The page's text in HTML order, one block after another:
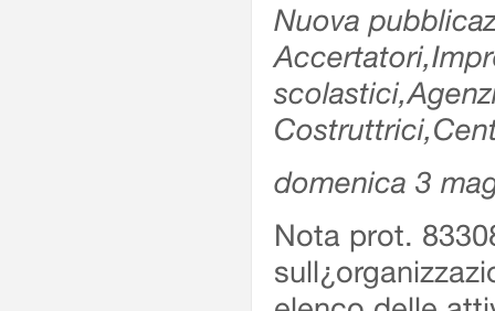
Nuova
domenica 3
Nota prot.